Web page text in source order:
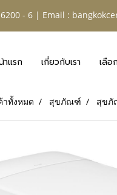
- 6 | Email :
าแรก เกี่ยวกับเรา เลือ
าทั้งหมด สุขภัณฑ์ สุขภั